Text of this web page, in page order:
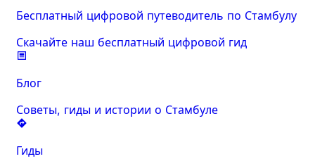
Бесплатный цифровой путеводитель по Стамбулу
Скачайте наш бесплатный цифровой гид
Блог
Советы, гиды и истории о Стамбуле
Гиды